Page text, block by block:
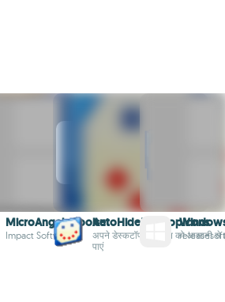
MicroAngelo Toolset
Impact Software
AutoHideDesktopIcons
अपने डेस्कटॉप आइकॉन को आसानी से
पाएं
releasesoft